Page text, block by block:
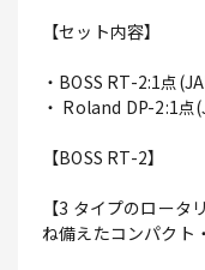
【セット内容】
・BOSS RT-2:1点
・ Roland DP-2:1
【BOSS RT-2】
【3 タイプのロー
ね備えたコンパクト